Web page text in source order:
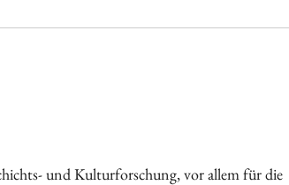
und Kulturforschung, vor allem für die